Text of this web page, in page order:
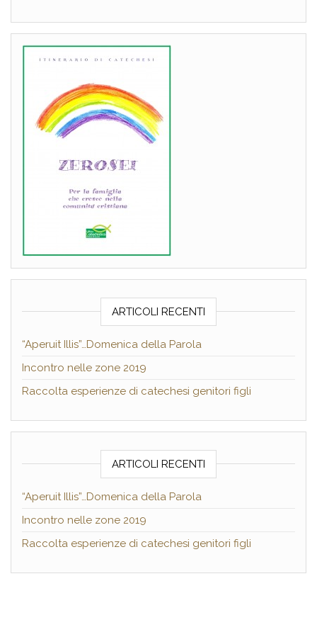
ARTICOLI RECENTI
“Aperuit Illis”…Domenica della Parola
Incontro nelle zone 2019
Raccolta esperienze di catechesi genitori figli
ARTICOLI RECENTI
“Aperuit Illis”…Domenica della Parola
Incontro nelle zone 2019
Raccolta esperienze di catechesi genitori figli